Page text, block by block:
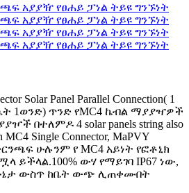
Solar Panel Parallel Connection( 1
4ሴት 1ወንድ) ጥንድ የMC4 ኬብል ማያያዣዎች
በተለምዶ 4 solar panels string also
MC4 Single Connector, MaPVY
ሁሉንም የ MC4 አይነት የፎቶኒክ
ይችላል.100% ውሃ የማይገባ IP67 ነው,
ውስጥ ከቤት ውጭ ሊጠቀሙበት